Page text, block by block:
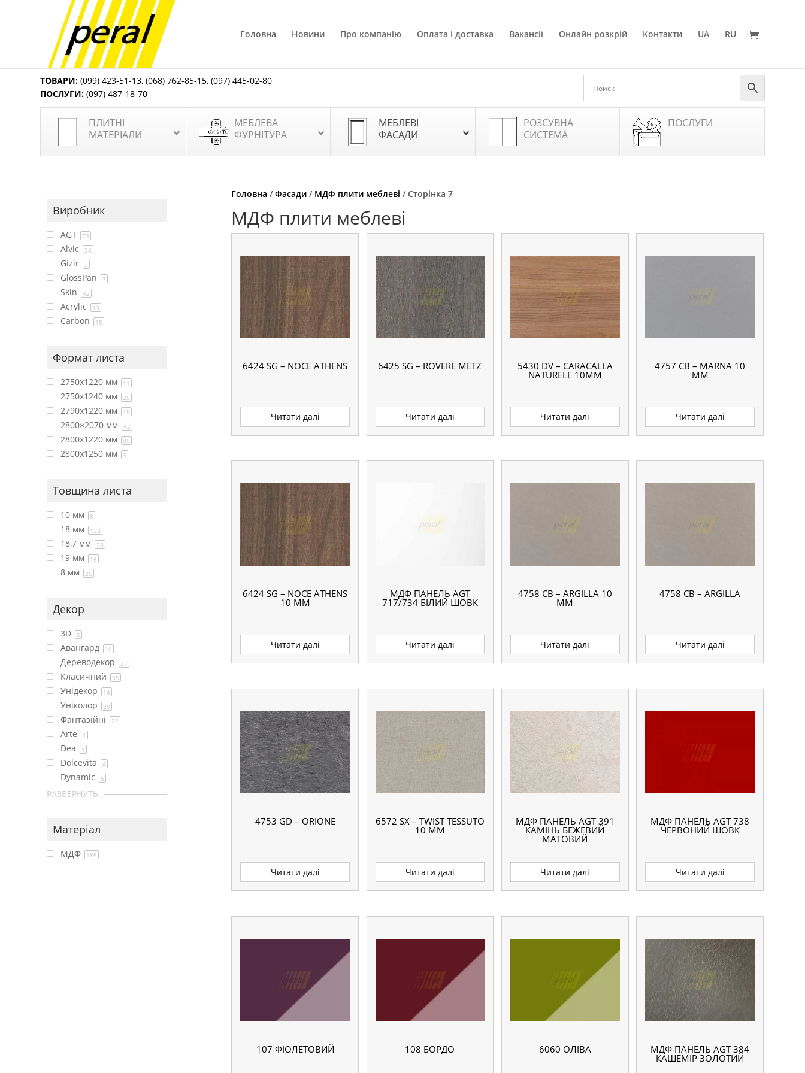
Головна Новини Про компанію Оплата і доставка Вакансії Онлайн розкрій Контакти UA RU
ТОВАРИ: (099) 423-51-13,(068) 762-85-15,(097) 445-02-80
ПОСЛУГИ: (097) 487-18-70
ПЛИТНІ
МАТЕРІАЛИ
МЕБЛЕВА
ФУРНІТУРА
МЕБЛЕВІ
ФАСАДИ
РОЗСУВНА
СИСТЕМА
ПОСЛУГИ
Головна /Фасади / МДФ плити меблеві / Сторінка 7
МДФ плити меблеві
6424 SG – NOCE ATHENS
Читати далі
6425 SG – ROVERE METZ
Читати далі
5430 DV – CARACALLA
NATURELE 10ММ
Читати далі
4757 CB – MARNA 10
ММ
Читати далі
6424 SG – NOCE ATHENS
10 ММ
Читати далі
МДФ ПАНЕЛЬ AGT
717/734 БІЛИЙ ШОВК
Читати далі
4758 CB – ARGILLA 10
ММ
Читати далі
4758 CB – ARGILLA
Читати далі
4753 GD – ORIONE
Читати далі
6572 SX – TWIST TESSUTO
10 ММ
Читати далі
МДФ ПАНЕЛЬ AGT 391
КАМІНЬ БЕЖЕВИЙ
МАТОВИЙ
Читати далі
МДФ ПАНЕЛЬ AGT 738
ЧЕРВОНИЙ ШОВК
Читати далі
107 ФІОЛЕТОВИЙ 108 БОРДО 6060 ОЛІВА МДФ ПАНЕЛЬ AGT 384
КАШЕМІР ЗОЛОТИЙ
Виробник
AGT 73
Alvic 36
Gizir 3
GlossPan 3
Skin 42
Acrylic 13
Carbon 15
Формат листа
2750х1220 мм 11
2750х1240 мм 25
2790х1220 мм 15
2800×2070 мм 42
2800x1220 мм 89
2800х1250 мм 3
Товщина листа
10 мм 8
18 мм 133
18,7 мм 28
19 мм 16
8 мм 25
Декор
3D 5
Авангард 10
Дереводекор 27
Класичний 35
Унідекор 14
Уніколор 20
Фантазійні 22
Arte 1
Dea 1
Dolcevita 4
Dynamic 5
РАЗВЕРНУТЬ
Матеріал
МДФ 185